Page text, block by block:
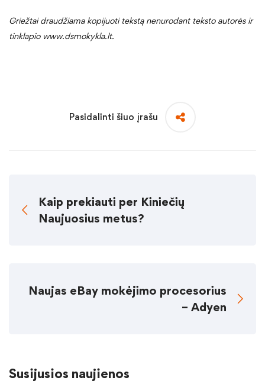
Griežtai draudžiama kopijuoti tekstą nenurodant teksto autorės ir
tinklapio www.dsmokykla.lt.
Pasidalinti šiuo įrašu
Kaip prekiauti per Kiniečių
Naujuosius metus?
Naujas eBay mokėjimo procesorius
– Adyen
Susijusios naujienos